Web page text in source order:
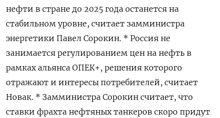
нефти в стране до 2025 года останется на
стабильном уровне, считает замминистра
энергетики Павел Сорокин. * Россия не
занимается регулированием цен на нефть в
рамках альянса ОПЕК+, решения которого
отражают и интересы потребителей, считает
Новак. * Замминистра Сорокин считает, что
ставки фрахта нефтяных танкеров скоро придут